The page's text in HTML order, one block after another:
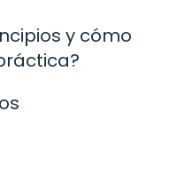
y cómo